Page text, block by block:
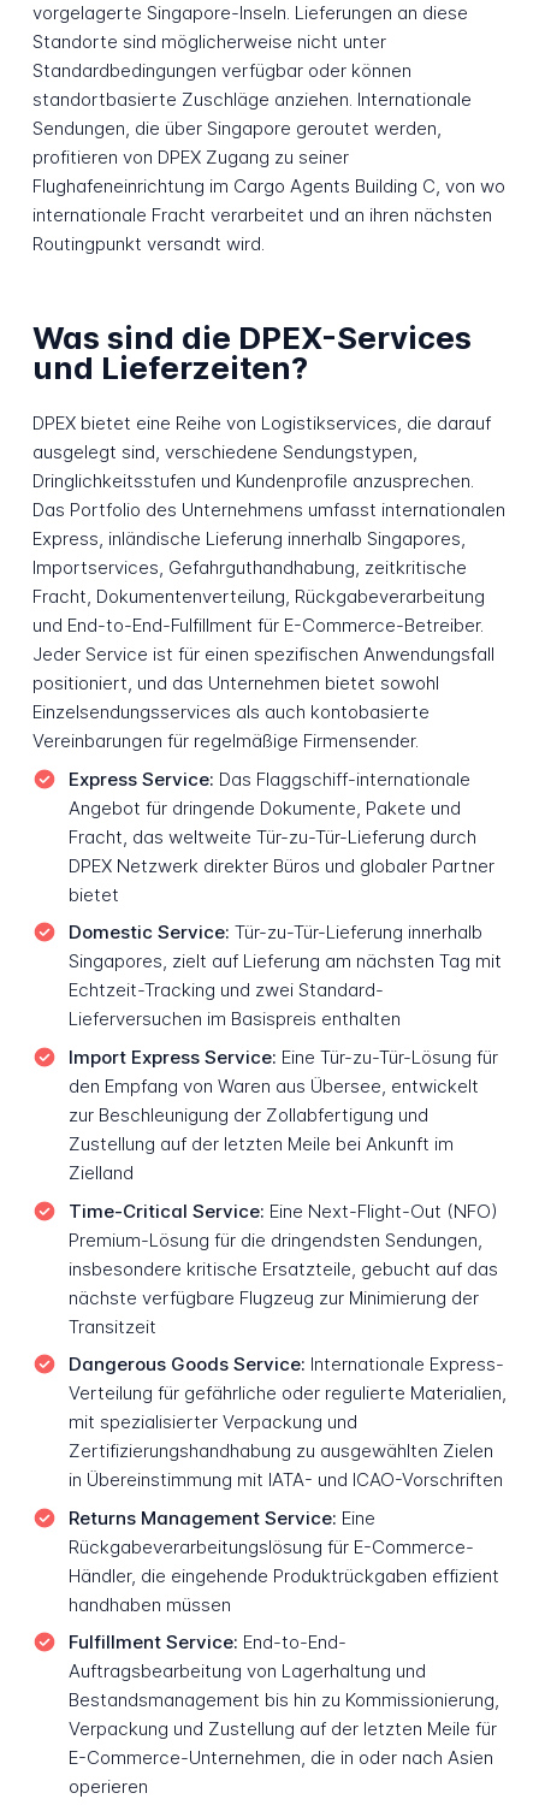
vorgelagerte Singapore-Inseln. Lieferungen an diese
Standorte sind möglicherweise nicht unter
Standardbedingungen verfügbar oder können
standortbasierte Zuschläge anziehen. Internationale
Sendungen, die über Singapore geroutet werden,
profitieren von DPEX Zugang zu seiner
Flughafeneinrichtung im Cargo Agents Building C, von wo
internationale Fracht verarbeitet und an ihren nächsten
Routingpunkt versandt wird.
Was sind die DPEX-Services
und Lieferzeiten?
DPEX bietet eine Reihe von Logistikservices, die darauf
ausgelegt sind, verschiedene Sendungstypen,
Dringlichkeitsstufen und Kundenprofile anzusprechen.
Das Portfolio des Unternehmens umfasst internationalen
Express, inländische Lieferung innerhalb Singapores,
Importservices, Gefahrguthandhabung, zeitkritische
Fracht, Dokumentenverteilung, Rückgabeverarbeitung
und End-to-End-Fulfillment für E-Commerce-Betreiber.
Jeder Service ist für einen spezifischen Anwendungsfall
positioniert, und das Unternehmen bietet sowohl
Einzelsendungsservices als auch kontobasierte
Vereinbarungen für regelmäßige Firmensender.
Express Service: Das Flaggschiff-internationale
Angebot für dringende Dokumente, Pakete und
Fracht, das weltweite Tür-zu-Tür-Lieferung durch
DPEX Netzwerk direkter Büros und globaler Partner
bietet
Domestic Service: Tür-zu-Tür-Lieferung innerhalb
Singapores, zielt auf Lieferung am nächsten Tag mit
Echtzeit-Tracking und zwei Standard-
Lieferversuchen im Basispreis enthalten
Import Express Service: Eine Tür-zu-Tür-Lösung für
den Empfang von Waren aus Übersee, entwickelt
zur Beschleunigung der Zollabfertigung und
Zustellung auf der letzten Meile bei Ankunft im
Zielland
Time-Critical Service: Eine Next-Flight-Out (NFO)
Premium-Lösung für die dringendsten Sendungen,
insbesondere kritische Ersatzteile, gebucht auf das
nächste verfügbare Flugzeug zur Minimierung der
Transitzeit
Dangerous Goods Service: Internationale Express-
Verteilung für gefährliche oder regulierte Materialien,
mit spezialisierter Verpackung und
Zertifizierungshandhabung zu ausgewählten Zielen
in Übereinstimmung mit IATA- und ICAO-Vorschriften
Returns Management Service: Eine
Rückgabeverarbeitungslösung für E-Commerce-
Händler, die eingehende Produktrückgaben effizient
handhaben müssen
Fulfillment Service: End-to-End-
Auftragsbearbeitung von Lagerhaltung und
Bestandsmanagement bis hin zu Kommissionierung,
Verpackung und Zustellung auf der letzten Meile für
E-Commerce-Unternehmen, die in oder nach Asien
operieren